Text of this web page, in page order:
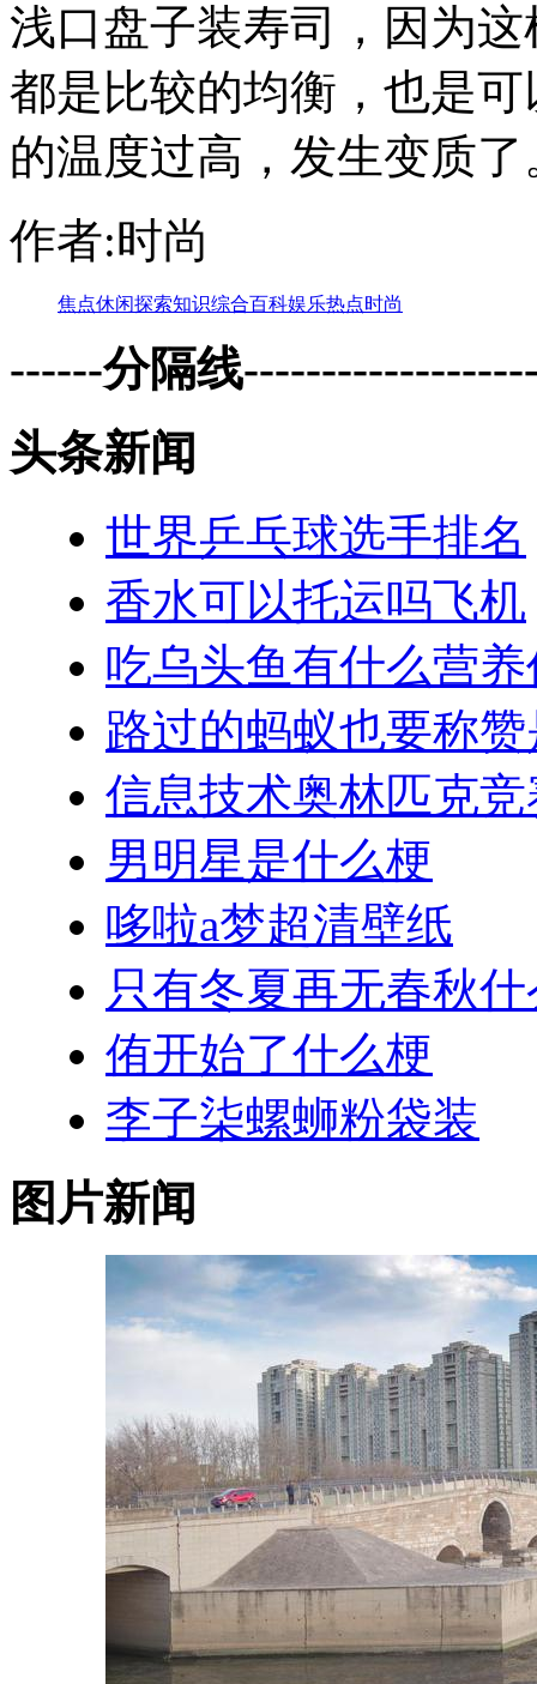
浅口盘子装寿司，因为
都是比较的均衡，也是
的温度过高，发生变质了
作者:时尚
焦点休闲探索知识综合百科娱乐热点时尚
------分隔线
头条新闻
世界乒乓球选手排名
香水可以托运吗飞机
吃乌头鱼有什么营
路过的蚂蚁也要称
信息技术奥林匹克竞
男明星是什么梗
哆啦a梦超清壁纸
只有冬夏再无春秋
侑开始了什么梗
李子柒螺蛳粉袋装
图片新闻